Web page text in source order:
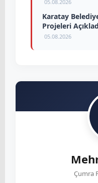
05.08.2026
Karatay
Projeleri
05.08.2026
Çumra